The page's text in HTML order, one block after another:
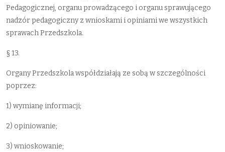
Pedagogicznej, organu prowadzącego i organu sprawującego
nadzór pedagogiczny z wnioskami i opiniami we wszystkich
sprawach Przedszkola.
§ 13.
Organy Przedszkola współdziałają ze sobą w szczególności
poprzez:
1) wymianę informacji;
2) opiniowanie;
3) wnioskowanie;